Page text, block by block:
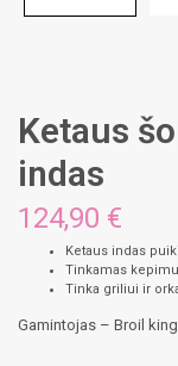
Ketaus
indas
124,90 €
Ketaus indas
Tinkamas
Tinka griliui ir
Gamintojas – Broil